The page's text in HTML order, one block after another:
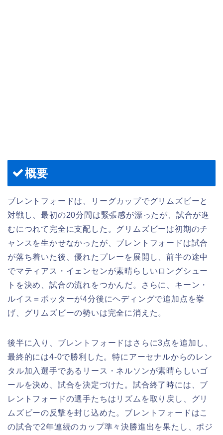
概要
ブレントフォードは、リーグカップでグリムズビーと
対戦し、最初の20分間は緊張感が漂ったが、試合が進
むにつれて完全に支配した。グリムズビーは初期のチ
ャンスを生かせなかったが、ブレントフォードは試合
が落ち着いた後、優れたプレーを展開し、前半の途中
でマティアス・イェンセンが素晴らしいロングシュー
トを決め、試合の流れをつかんだ。さらに、キーン・
ルイス＝ポッターが4分後にヘディングで追加点を挙
げ、グリムズビーの勢いは完全に消えた。
後半に入り、ブレントフォードはさらに3点を追加し、
最終的には4-0で勝利した。特にアーセナルからのレン
タル加入選手であるリース・ネルソンが素晴らしいゴ
ールを決め、試合を決定づけた。試合終了時には、ブ
レントフォードの選手たちはリズムを取り戻し、グリ
ムズビーの反撃を封じ込めた。ブレントフォードはこ
の試合で2年連続のカップ準々決勝進出を果たし、ポジ